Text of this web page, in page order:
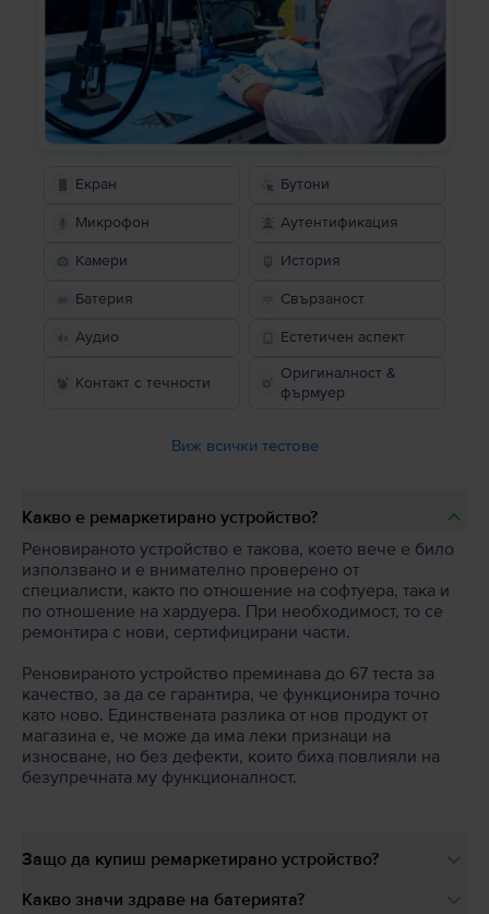
Екран Бутони
Микрофон Аутентификация
Камери История
Батерия Свързаност
Аудио Естетичен аспект
Контакт с течности
Оригиналност &
фърмуер
Виж всички тестове
Какво е ремаркетирано устройство?
Реновираното устройство е такова, което вече е било
използвано и е внимателно проверено от
специалисти, както по отношение на софтуера, така и
по отношение на хардуера. При необходимост, то се
ремонтира с нови, сертифицирани части.
Реновираното устройство преминава до 67 теста за
качество, за да се гарантира, че функционира точно
като ново. Единствената разлика от нов продукт от
магазина е, че може да има леки признаци на
износване, но без дефекти, които биха повлияли на
безупречната му функционалност.
Защо да купиш ремаркетирано устройство?
Какво значи здраве на батерията?